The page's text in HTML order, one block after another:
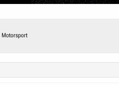
Motorsport